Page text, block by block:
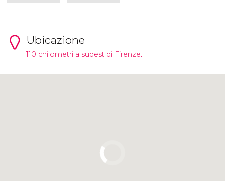
Ubicazione
110 chilometri a sudest di Firenze.